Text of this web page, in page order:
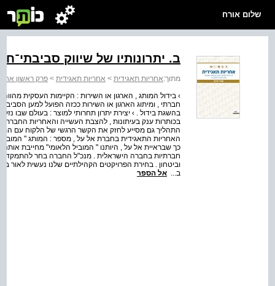
שלום אורח
ב. יתרונותיו של שיווק
מתוך:אחריות תאגידית > אחריות תאגידית > פרק ראשון
› בידול המותג , הארגון או השירות : הקיימות העסקית
חברתי , ומיתוג הארגון או השירות ככזה הפועל למען הסביבה
בהשגת בידול . › יצירת יתרון תחרותי למוצר : בעולם שבו
בכותרות ענק בעיתונות , להצבת העשייה והאחריות
התהליך גם מסייע לחזק את הקשר הרגשי של הלקוח עם
האחריות התאגידית בחברת אל על , מספר : המותג "
כך שבראיית אל על , היותנו " המוביל הלאומי" מחייבת
חברתיות בחברה הישראלית . מנכ"ל החברה בחר להתמקד
ב... אל הספר